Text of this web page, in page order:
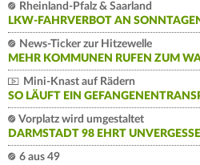
Rheinland-Pfalz & Saarland
LKW-FAHRVERBOT AN
News-Ticker zur Hitzewelle
MEHR KOMMUNEN RUFEN ZUM
Mini-Knast auf Rädern
SO LÄUFT EIN
Vorplatz wird umgestaltet
DARMSTADT 98 EHRT
6 aus 49